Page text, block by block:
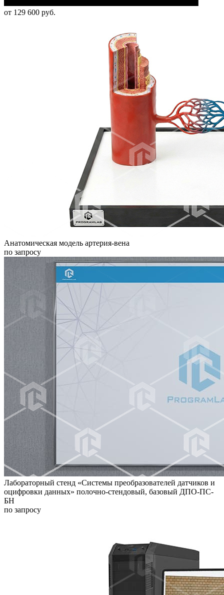
от 129 600 руб.
Анатомическая модель артерия-вена
по запросу
Лабораторный стенд «Системы преобразователей датчиков и
оцифровки данных» полочно-стендовый, базовый ДПО-ПС-
БН
по запросу